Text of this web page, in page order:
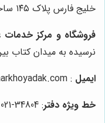
خلیج فارس پلاک ۱۴۵ ساختمان چرخ و یدک
فروشگاه و مرکز خدمات
نرسیده به میدان کتاب
ایمیل : info@charkhoyadak.com
خط ویژه دفتر: 34804-021